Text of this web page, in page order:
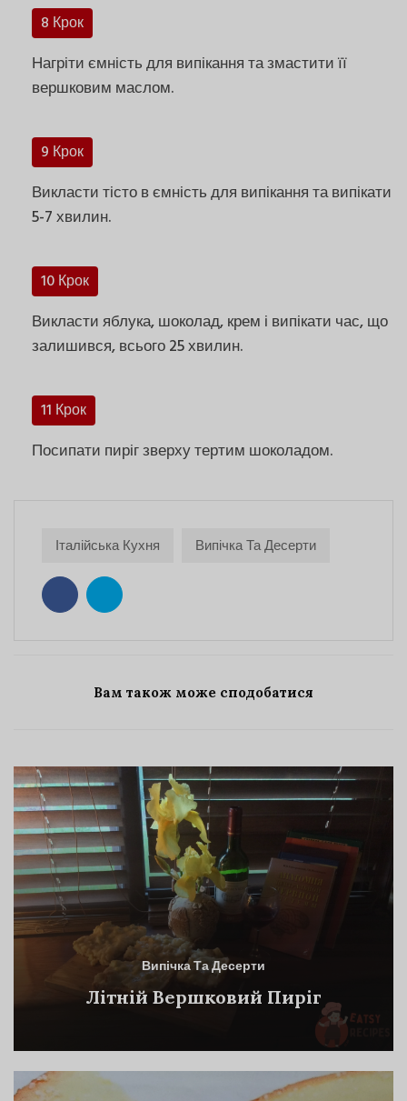
8 Крок
Нагріти ємність для випікання та змастити її
вершковим маслом.
9 Крок
Викласти тісто в ємність для випікання та випікати
5-7 хвилин.
10 Крок
Викласти яблука, шоколад, крем і випікати час, що
залишився, всього 25 хвилин.
11 Крок
Посипати пиріг зверху тертим шоколадом.
Італійська Кухня Випічка Та Десерти
Вам також може сподобатися
Випічка Та Десерти
Літній Вершковий Пиріг